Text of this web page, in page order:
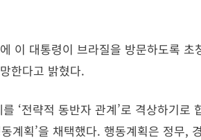
이 대통령이 브라질을 방문하도록
한다고 밝혔다.
‘전략적 동반자 관계’로 격상하기로
계획’을 채택했다. 행동계획은 정무,